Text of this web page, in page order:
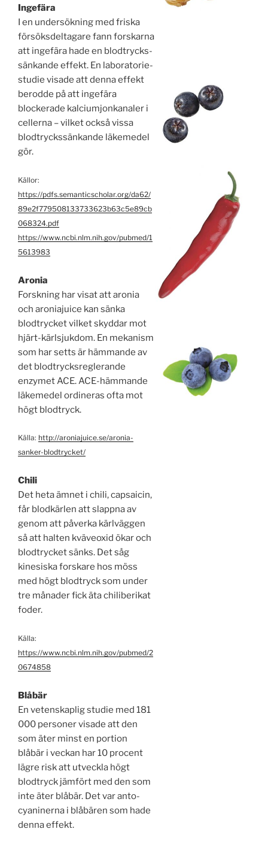
Ingefära
I en undersökning med friska
försöks­deltagare fann forskarna
att ingefära hade en blodtrycks­
sänkande effekt. En laboratorie­
studie visade att denna effekt
berodde på att ingefära
blockerade kalciumjonkanaler i
cellerna – vilket också vissa
blodtrycks­sänkande läkemedel
gör.
Källor:
https://pdfs.semanticscholar.org/da62/
89e2f779508133733623b63c5e89cb
068324.pdf
https://www.ncbi.nlm.nih.gov/pubmed/1
5613983
Aronia
Forskning har visat att aronia
och aroniajuice kan sänka
blodtrycket vilket skyddar mot
hjärt-kärl­sjukdom. En mekanism
som har setts är hämmande av
det blod­trycks­­reglerande
enzymet ACE. ACE-hämmande
läkemedel ordineras ofta mot
högt blodtryck.
Källa: http://aroniajuice.se/aronia-
sanker-blodtrycket/
Chili
Det heta ämnet i chili, capsaicin,
får blodkärlen att slappna av
genom att påverka kärlväggen
så att halten kväveoxid ökar och
blodtrycket sänks. Det såg
kinesiska forskare hos möss
med högt blodtryck som under
tre månader fick äta chili­berikat
foder.
Källa:
https://www.ncbi.nlm.nih.gov/pubmed/2
0674858
Blåbär
En vetenskaplig studie med 181
000 personer visade att den
som äter minst en portion
blåbär i veckan har 10 procent
lägre risk att utveckla högt
blodtryck jämfört med den som
inte äter blåbär. Det var anto­
cyaninerna i blåbären som hade
denna effekt.